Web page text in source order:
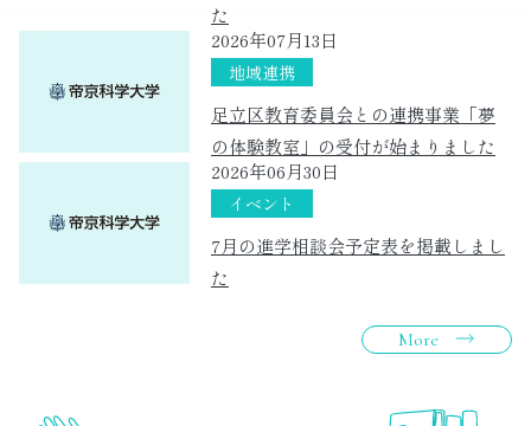
た
2026年07月13日
足立区教育委員会との連携事業「夢
の体験教室」の受付が始まりました
2026年06月30日
7月の進学相談会予定表を掲載しまし
た
More